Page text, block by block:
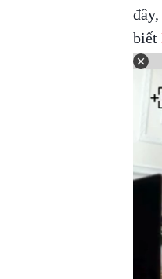
biết